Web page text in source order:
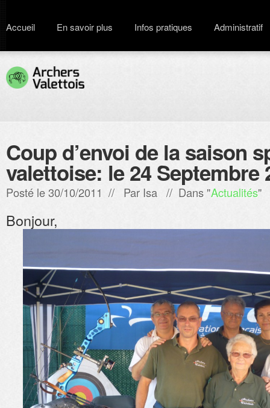
Accueil En savoir plus Infos pratiques Administratif
Coup d’envoi de la saison
valettoise: le 24 Septembre
Posté le 30/10/2011 // Par Isa // Dans "Actualités"
Bonjour,